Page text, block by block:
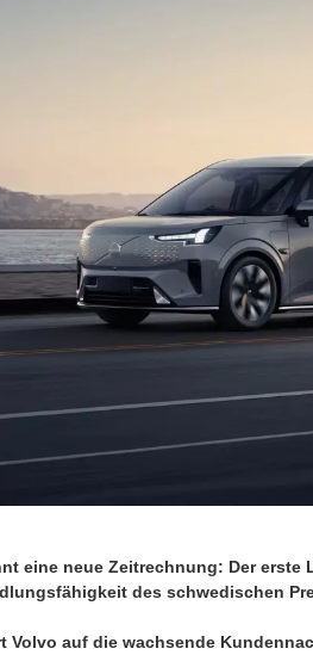
eine neue Zeitrechnung: Der erste
des schwedischen
Volvo auf die wachsende